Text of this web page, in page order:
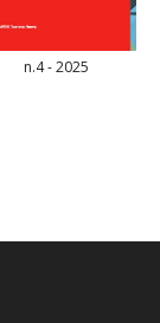
n.4 - 2025